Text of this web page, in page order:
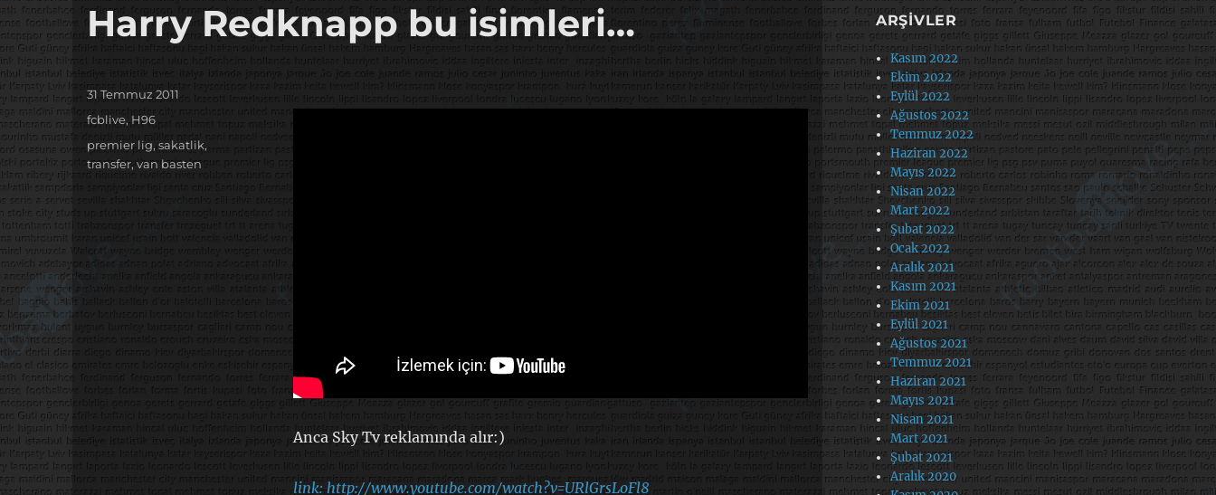
Harry Redknapp bu isimleri…
Anca Sky Tv reklamında alır:)
link: http://www.youtube.com/watch?v=URlGrsLoFl8
Yayın
tarihi
31 Temmuz 2011
Kategoriler
fcblive, H96
Etiketler
premier lig,sakatlik,
transfer,van basten
ARŞIVLER
Kasım 2022
Ekim 2022
Eylül 2022
Ağustos 2022
Temmuz 2022
Haziran 2022
Mayıs 2022
Nisan 2022
Mart 2022
Şubat 2022
Ocak 2022
Aralık 2021
Kasım 2021
Ekim 2021
Eylül 2021
Ağustos 2021
Temmuz 2021
Haziran 2021
Mayıs 2021
Nisan 2021
Mart 2021
Şubat 2021
Aralık 2020